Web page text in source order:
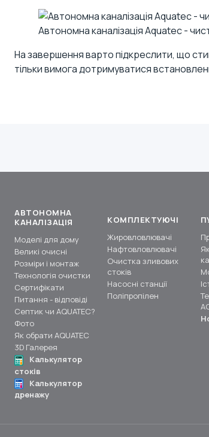
Автономна каналізація Aquatec -
На завершення варто підкреслити, що
тільки вимога дотримуватися
АВТОНОМНА
КАНАЛІЗАЦІЯ
Моделі для дому
Великі очисні
Розміри і монтаж
Технологія очистки
Сертифікати
Питання - відповіді
Септик чи AQUATEC?
Фото
Як обрати AQUATEC
3D Галерея
Калькулятор
стоків
Калькулятор
дренажу
КОМПЛЕКТУЮЧІ
Жировловлювачі
Нафтовловлювачі
Очистка зливових
стоків
Насосні станції
Поліпропілен